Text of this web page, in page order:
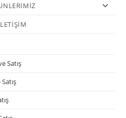
Satış